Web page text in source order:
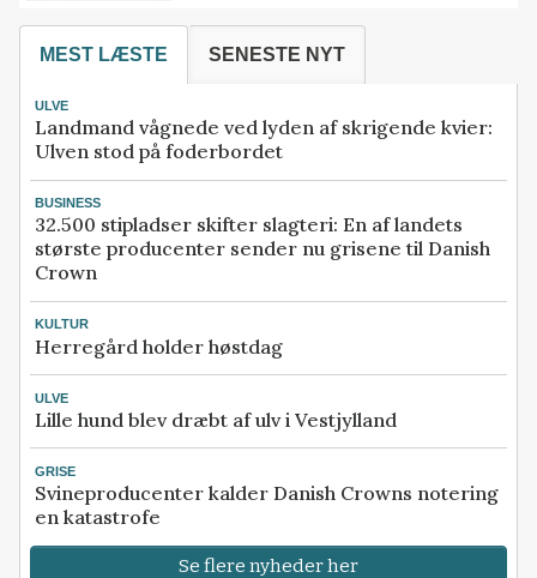
MEST LÆSTE SENESTE NYT
ULVE
Landmand vågnede ved lyden af skrigende kvier:
Ulven stod på foderbordet
BUSINESS
32.500 stipladser skifter slagteri: En af landets
største producenter sender nu grisene til Danish
Crown
KULTUR
Herregård holder høstdag
ULVE
Lille hund blev dræbt af ulv i Vestjylland
GRISE
Svineproducenter kalder Danish Crowns notering
en katastrofe
Se flere nyheder her